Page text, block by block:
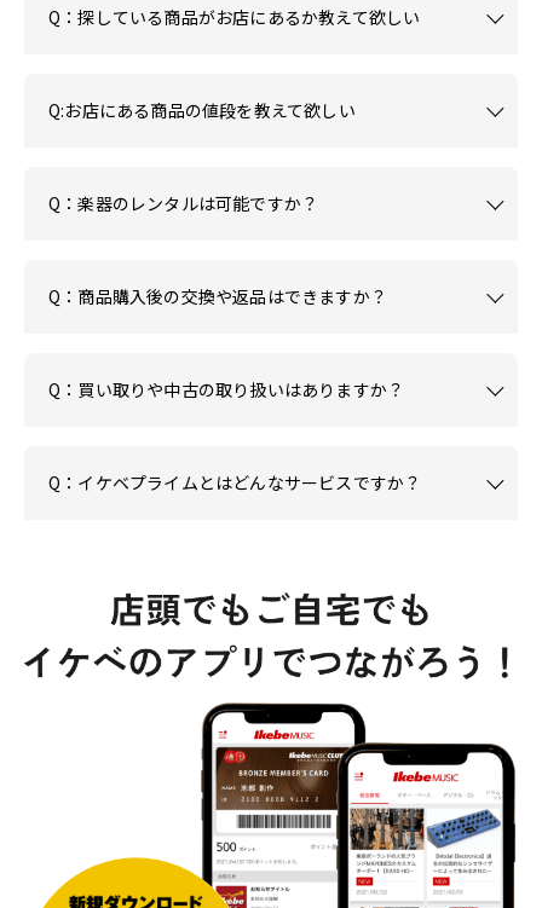
Q：探している商品がお店にあるか教えて欲しい
Q:お店にある商品の値段を教えて欲しい
Q：楽器のレンタルは可能ですか？
Q：商品購入後の交換や返品はできますか？
Q：買い取りや中古の取り扱いはありますか？
Q：イケベプライムとはどんなサービスですか？